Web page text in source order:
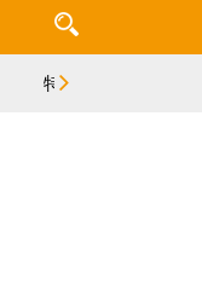
特集